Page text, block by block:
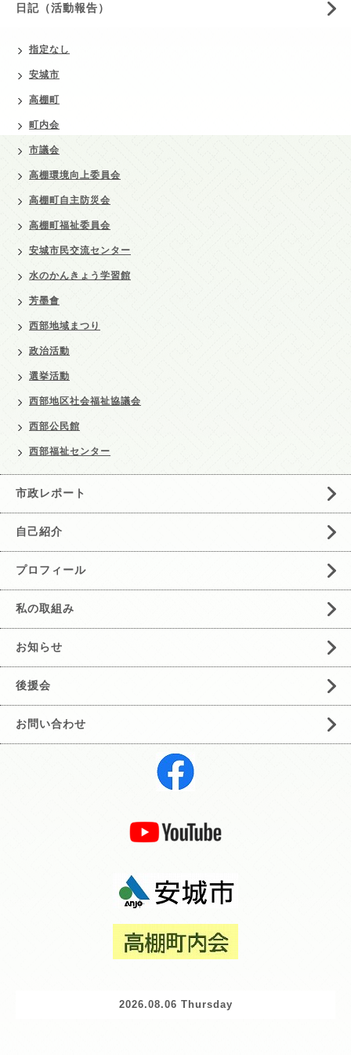
日記（活動報告）
指定なし
安城市
高棚町
町内会
市議会
高棚環境向上委員会
高棚町自主防災会
高棚町福祉委員会
安城市民交流センター
水のかんきょう学習館
芳墨會
西部地域まつり
政治活動
選挙活動
西部地区社会福祉協議会
西部公民館
西部福祉センター
市政レポート
自己紹介
プロフィール
私の取組み
お知らせ
後援会
お問い合わせ
2026.08.06 Thursday